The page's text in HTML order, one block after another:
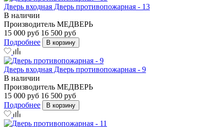
Дверь входная Дверь противопожарная - 13
В наличии
Производитель МЕДВЕРЬ
15 000 руб 16 500 руб
Подробнее
В корзину
Дверь входная Дверь противопожарная - 9
В наличии
Производитель МЕДВЕРЬ
15 000 руб 16 500 руб
Подробнее
В корзину